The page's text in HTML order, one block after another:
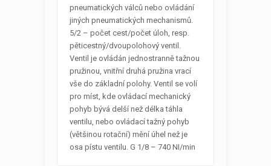
pneumatických válců nebo ovládání
jiných pneumatických mechanismů.
5/2 – počet cest/počet úloh, resp.
pěticestný/dvoupolohový ventil.
Ventil je ovládán jednostranně tažnou
pružinou, vnitřní druhá pružina vrací
vše do základní polohy. Ventil se volí
pro míst, kde ovládací mechanický
pohyb bývá delší než délka táhla
ventilu, nebo ovládací tažný pohyb
(většinou rotační) mění úhel než je
osa pístu ventilu. G 1/8 – 740 NI/min